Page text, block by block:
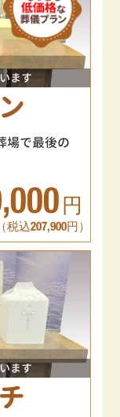
ます
場で最後の
円
（税込207,900円）
ます